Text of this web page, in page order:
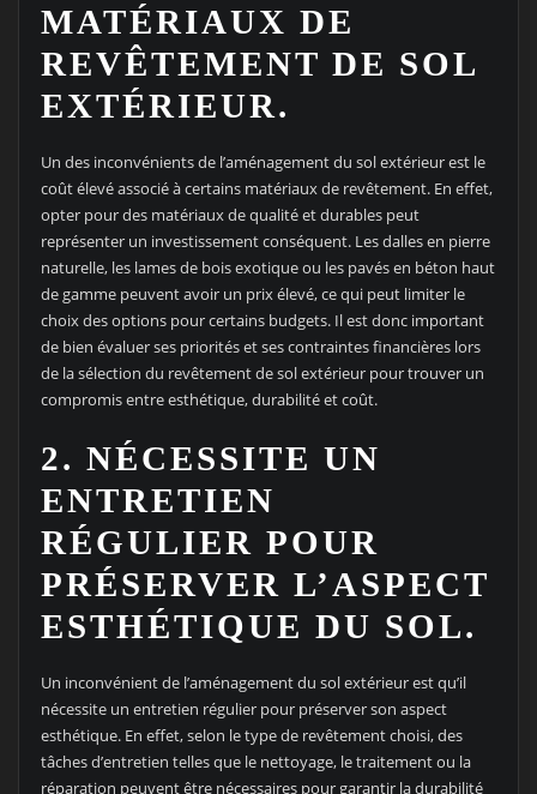
MATÉRIAUX DE
REVÊTEMENT DE SOL
EXTÉRIEUR.
Un des inconvénients de l’aménagement du sol extérieur est le
coût élevé associé à certains matériaux de revêtement. En effet,
opter pour des matériaux de qualité et durables peut
représenter un investissement conséquent. Les dalles en pierre
naturelle, les lames de bois exotique ou les pavés en béton haut
de gamme peuvent avoir un prix élevé, ce qui peut limiter le
choix des options pour certains budgets. Il est donc important
de bien évaluer ses priorités et ses contraintes financières lors
de la sélection du revêtement de sol extérieur pour trouver un
compromis entre esthétique, durabilité et coût.
2. NÉCESSITE UN
ENTRETIEN
RÉGULIER POUR
PRÉSERVER L’ASPECT
ESTHÉTIQUE DU SOL.
Un inconvénient de l’aménagement du sol extérieur est qu’il
nécessite un entretien régulier pour préserver son aspect
esthétique. En effet, selon le type de revêtement choisi, des
tâches d’entretien telles que le nettoyage, le traitement ou la
réparation peuvent être nécessaires pour garantir la durabilité